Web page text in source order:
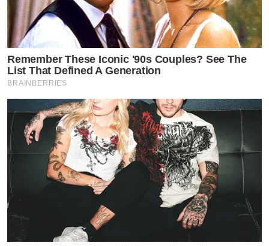
Remember These Iconic '90s Couples? See The
List That Defined A Generation
BRAINBERRIES